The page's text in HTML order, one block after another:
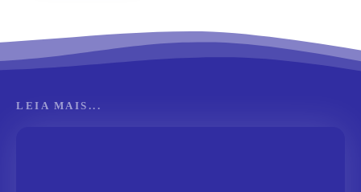
LEIA MAIS...